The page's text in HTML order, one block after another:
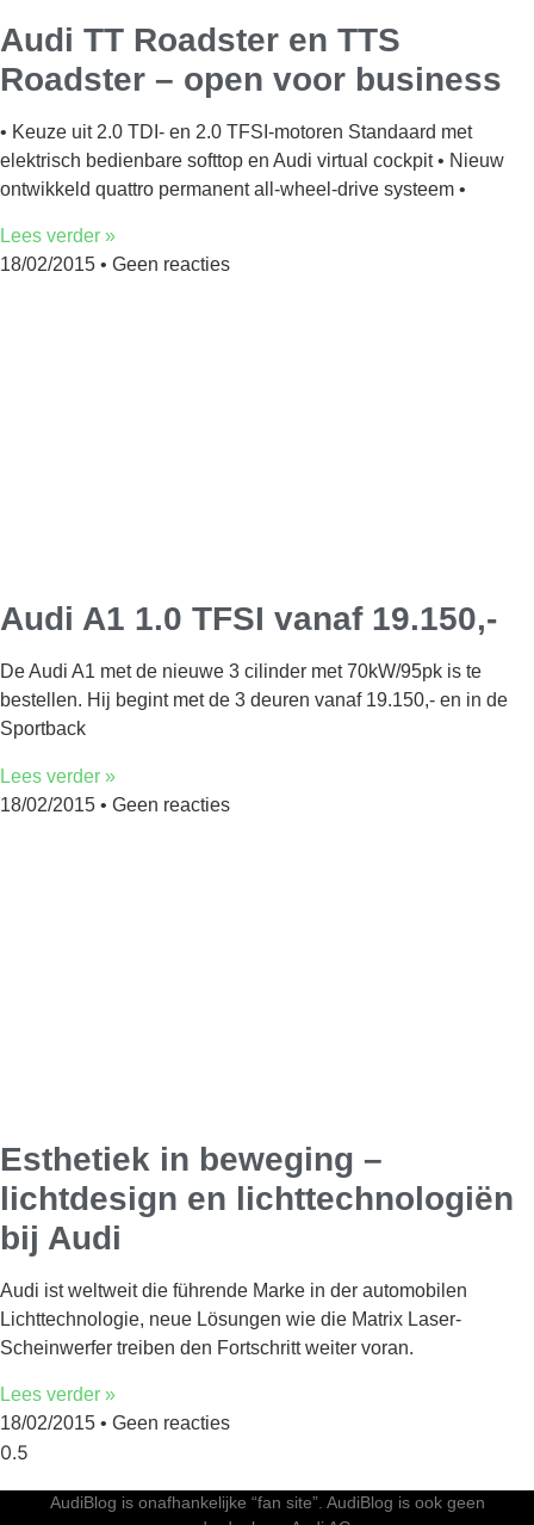
Audi TT Roadster en TTS
Roadster – open voor business
• Keuze uit 2.0 TDI- en 2.0 TFSI-motoren Standaard met
elektrisch bedienbare softtop en Audi virtual cockpit • Nieuw
ontwikkeld quattro permanent all-wheel-drive systeem •
Lees verder »
18/02/2015
Geen reacties
Audi A1 1.0 TFSI vanaf 19.150,-
De Audi A1 met de nieuwe 3 cilinder met 70kW/95pk is te
bestellen. Hij begint met de 3 deuren vanaf 19.150,- en in de
Sportback
Lees verder »
18/02/2015
Geen reacties
Esthetiek in beweging –
lichtdesign en lichttechnologiën
bij Audi
Audi ist weltweit die führende Marke in der automobilen
Lichttechnologie, neue Lösungen wie die Matrix Laser-
Scheinwerfer treiben den Fortschritt weiter voran.
Lees verder »
18/02/2015
Geen reacties
AudiBlog is onafhankelijke “fan site”. AudiBlog is ook geen